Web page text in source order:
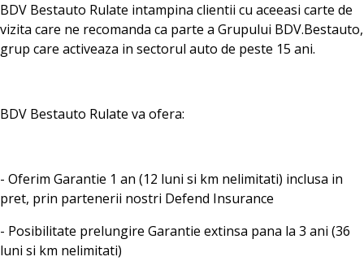
BDV Bestauto Rulate intampina clientii cu aceeasi carte de
vizita care ne recomanda ca parte a Grupului BDV.Bestauto,
grup care activeaza in sectorul auto de peste 15 ani.
BDV Bestauto Rulate va ofera:
- Oferim Garantie 1 an (12 luni si km nelimitati) inclusa in
pret, prin partenerii nostri Defend Insurance
- Posibilitate prelungire Garantie extinsa pana la 3 ani (36
luni si km nelimitati)